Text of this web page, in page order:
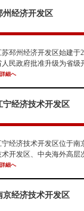
州经济开发区
苏邳州经济开发区始建于
人民政府批准升级为省级
与戴圩街道实行“区街合
，开发区按照“提升传统
大项目、提高创新能力、
区域协调发展，建立了高
色鲜明的主导产业，具备
创新的研发基地和功能健
海产业带上建设速度最快
工业化融合试验区、省级
年7月，被列为国家知
細へ
宁经济技术开发区
宁经济技术开发区位于南
术开发区、中央海外高层
国智能电网产业集聚度最
聚集于此，且串起了发
调度等六大环节的完整产
細へ
京经济技术开发区